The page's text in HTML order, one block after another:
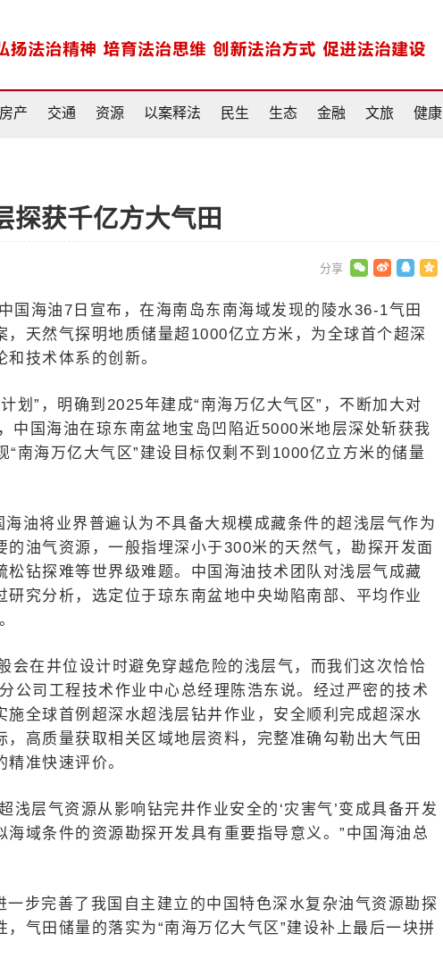
房产 交通 资源 以案释法 民生 生态 金融 文旅 健康
探获千亿方大气田
国海油7日宣布，在海南岛东南海域发现的陵水36-1气田
天然气探明地质储量超1000亿立方米，为全球首个超深
技术体系的创新。
划”，明确到2025年建成“南海万亿大气区”，不断加大对
中国海油在琼东南盆地宝岛凹陷近5000米地层深处斩获我
南海万亿大气区”建设目标仅剩不到1000亿立方米的储量
油将业界普遍认为不具备大规模成藏条件的超浅层气作为
油气资源，一般指埋深小于300米的天然气，勘探开发面
钻探难等世界级难题。中国海油技术团队对浅层气成藏
究分析，选定位于琼东南盆地中央坳陷南部、平均作业
会在井位设计时避免穿越危险的浅层气，而我们这次恰恰
公司工程技术作业中心总经理陈浩东说。经过严密的技术
全球首例超深水超浅层钻井作业，安全顺利完成超深水
高质量获取相关区域地层资料，完整准确勾勒出大气田
准快速评价。
浅层气资源从影响钻完井作业安全的‘灾害气’变成具备开发
域条件的资源勘探开发具有重要指导意义。”中国海油总
步完善了我国自主建立的中国特色深水复杂油气资源勘探
气田储量的落实为“南海万亿大气区”建设补上最后一块拼